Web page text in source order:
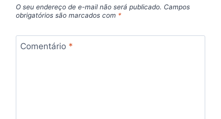
O seu endereço de e-mail não será publicado. Campos
obrigatórios são marcados com *
Comentário *